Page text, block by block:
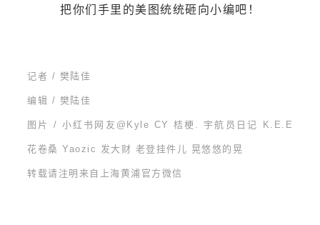
把你们手里的美图统统砸向小编吧！
记者 / 樊陆佳
编辑 / 樊陆佳
图片 / 小红书网友@Kyle CY 桔梗. 宇航员日记 K.E.E
花卷桑 Yaozic 发大财 老登挂件儿 晃悠悠的晃
转载请注明来自上海黄浦官方微信